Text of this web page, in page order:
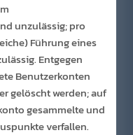
unzulässig; pro
Führung eines
Entgegen
Benutzerkonten
gelöscht werden; auf
gesammelte und
verfallen.